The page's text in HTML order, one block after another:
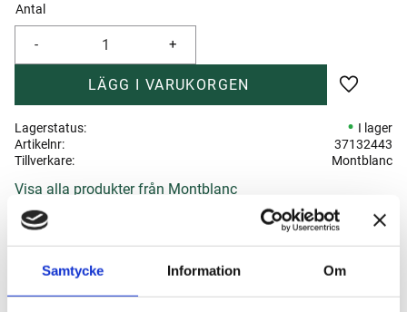
Samtycke Information Om
Antal
+
-
Lägg till
Lagerstatus
I lager
Artikelnr
37132443
Tillverkare
Montblanc
Visa alla produkter från Montblanc
Montblanc Meisterstück‑serien är en av världens mest